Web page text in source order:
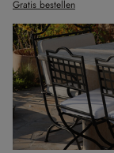
Gratis bestellen